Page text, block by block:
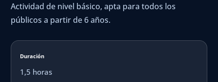
Actividad de nivel básico, apta para todos los
públicos a partir de 6 años.
Duración
1,5 horas